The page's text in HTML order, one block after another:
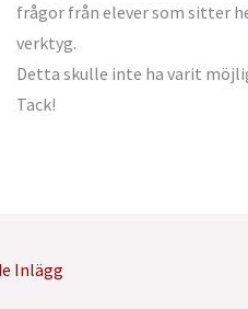
frågor från elever som sitter
verktyg.
Detta skulle inte ha varit
Tack!
Inlägg